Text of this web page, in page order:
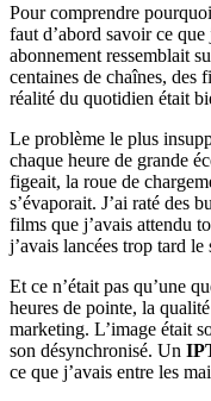
Pour comprendre
faut d’abord savoir ce
abonnement ressemblait
centaines de chaînes,
réalité du quotidien était
Le problème le plus
chaque heure de grande
figeait, la roue de
s’évaporait. J’ai raté des
films que j’avais attendu
j’avais lancées trop tard le
Et ce n’était pas qu’une
heures de pointe, la
marketing. L’image était
son désynchronisé. Un
ce que j’avais entre les